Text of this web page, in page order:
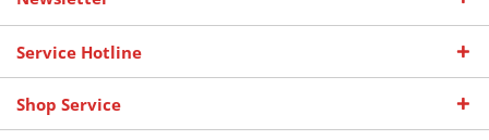
Service Hotline
Shop Service